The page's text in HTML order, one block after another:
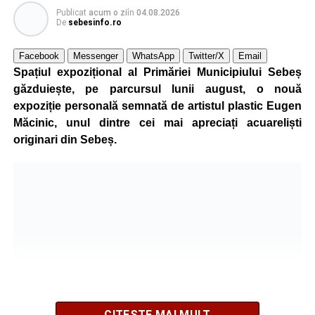
perfecționare, repetiții și activități artistice desfășurate sub
îndrumarea unor profesori și mentori.
public. Fiecare interpretare a evidențiat nivelul artistic al
Publicat acum o ziîn 04.08.2026
De sebesinfo.ro
Facebook Messenger WhatsApp Twitter/X Email
Spațiul expozițional al Primăriei Municipiului Sebeș
găzduiește, pe parcursul lunii august, o nouă
expoziție personală semnată de artistul plastic Eugen
Măcinic, unul dintre cei mai apreciați acuareliști
originari din Sebeș.